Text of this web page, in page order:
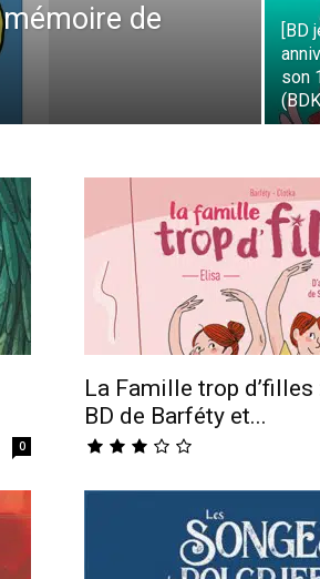
de
[BD
son
0
La Famille trop d’filles
BD de Barféty et...